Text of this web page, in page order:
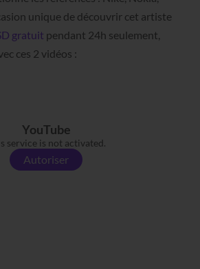
unique de découvrir cet artiste
gratuit pendant 24h seulement,
ces 2 vidéos :
YouTube
service is not activated.
Autoriser